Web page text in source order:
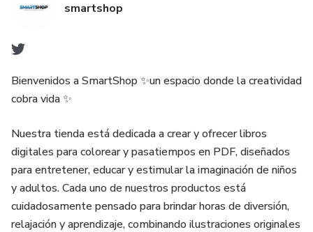
Con divertidos personajes como:
🐉 dragones mágicos
🐶 animales adorables
☁️ escenarios mágicos
Cada ilustración incluye:
✔ guía de colores por número
smartshop
Bienvenidos a SmartShop ✨un espacio donde la creatividad
cobra vida ✨
Nuestra tienda está dedicada a crear y ofrecer libros
digitales para colorear y pasatiempos en PDF, diseñados
para entretener, educar y estimular la imaginación de niños
y adultos. Cada uno de nuestros productos está
cuidadosamente pensado para brindar horas de diversión,
relajación y aprendizaje, combinando ilustraciones originales